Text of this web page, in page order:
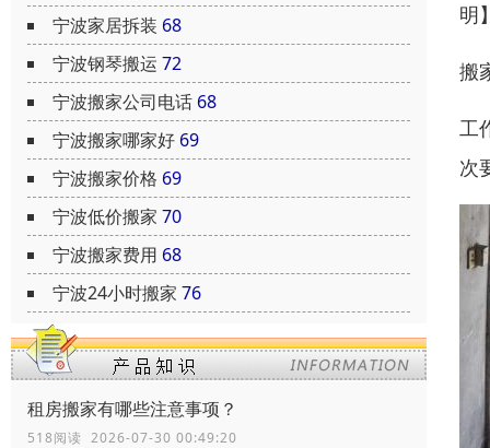
宁波家居拆装 68
宁波钢琴搬运 72
宁波搬家公司电话 68
宁波搬家哪家好 69
宁波搬家价格 69
宁波低价搬家 70
宁波搬家费用 68
宁波24小时搬家 76
租房搬家有哪些注意事项？
518阅读 2026-07-30 00:49:20
明
搬
工
次